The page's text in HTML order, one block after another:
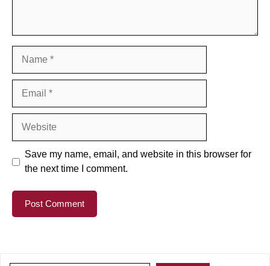
Save my name, email, and website in this browser for
the next time I comment.